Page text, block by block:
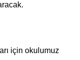
için okulumuz